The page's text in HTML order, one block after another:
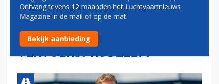
TOPMAN BONAIRE AIRPORT:
ELEKTRISCH VLIEGEN
OPLOSSING VOOR REGIONAAL
VERVOERSPROBLEEM
Ontvang tevens 12 maanden het Luchtvaartnieuws
Magazine in de mail of op de mat.
Bekijk aanbieding